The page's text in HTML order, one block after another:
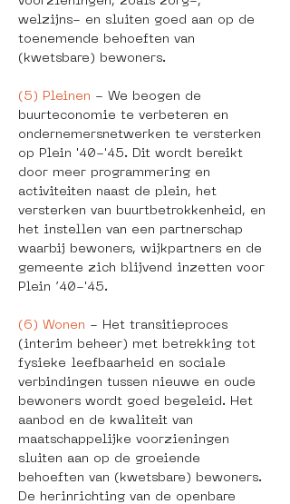
welzijns- en sluiten goed aan op de
toenemende behoeften van
(kwetsbare) bewoners.
(5) Pleinen - We beogen de
buurteconomie te verbeteren en
ondernemersnetwerken te versterken
op Plein '40-'45. Dit wordt bereikt
door meer programmering en
activiteiten naast de plein, het
versterken van buurtbetrokkenheid, en
het instellen van een partnerschap
waarbij bewoners, wijkpartners en de
gemeente zich blijvend inzetten voor
Plein ’40-'45.
(6) Wonen - Het transitieproces
(interim beheer) met betrekking tot
fysieke leefbaarheid en sociale
verbindingen tussen nieuwe en oude
bewoners wordt goed begeleid. Het
aanbod en de kwaliteit van
maatschappelijke voorzieningen
sluiten aan op de groeiende
behoeften van (kwetsbare) bewoners.
De herinrichting van de openbare